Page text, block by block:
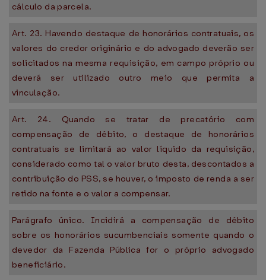
cálculo da parcela.
Art. 23. Havendo destaque de honorários contratuais, os
valores do credor originário e do advogado deverão ser
solicitados na mesma requisição, em campo próprio ou
deverá ser utilizado outro meio que permita a
vinculação.
Art. 24. Quando se tratar de precatório com
compensação de débito, o destaque de honorários
contratuais se limitará ao valor líquido da requisição,
considerado como tal o valor bruto desta, descontados a
contribuição do PSS, se houver, o imposto de renda a ser
retido na fonte e o valor a compensar.
Parágrafo único. Incidirá a compensação de débito
sobre os honorários sucumbenciais somente quando o
devedor da Fazenda Pública for o próprio advogado
beneficiário.